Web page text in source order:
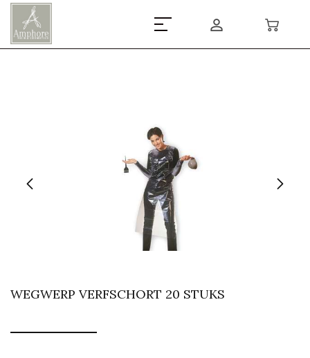
WEGWERP VERFSCHORT 20 STUKS